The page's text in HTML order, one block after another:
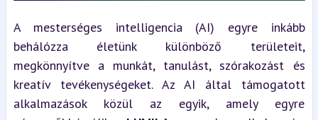
A mesterséges intelligencia (AI) egyre inkább
behálózza életünk különböző területeit,
megkönnyítve a munkát, tanulást, szórakozást és
kreatív tevékenységeket. Az AI által támogatott
alkalmazások közül az egyik, amely egyre